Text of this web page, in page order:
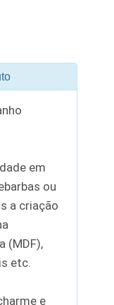
em
ou
a criação
(MDF),
etc.
e